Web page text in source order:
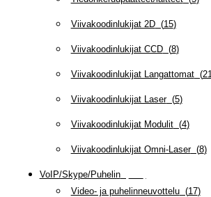
Viivakoodinlukijat 2D(15)
Viivakoodinlukijat CCD(8)
Viivakoodinlukijat Langattomat(21
Viivakoodinlukijat Laser(5)
Viivakoodinlukijat Modulit(4)
Viivakoodinlukijat Omni-Laser(8)
VoIP/Skype/Puhelin(
Video- ja puhelinneuvottelu(17)